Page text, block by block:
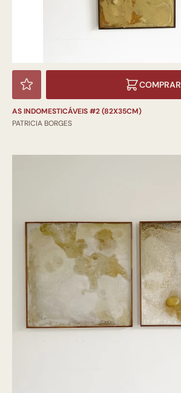
COMPRAR
AS INDOMESTICÁVEIS #2 (82X35CM)
PATRICIA BORGES